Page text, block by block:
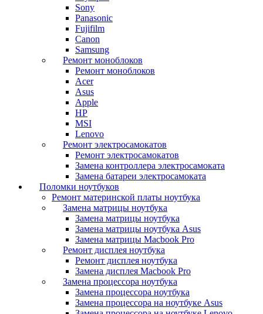
Sony
Panasonic
Fujifilm
Canon
Samsung
Ремонт моноблоков
Ремонт моноблоков
Acer
Asus
Apple
HP
MSI
Lenovo
Ремонт электросамокатов
Ремонт электросамокатов
Замена контроллера электросамоката
Замена батареи электросамоката
Поломки ноутбуков
Ремонт материнской платы ноутбука
Замена матрицы ноутбука
Замена матрицы ноутбука
Замена матрицы ноутбука Asus
Замена матрицы Macbook Pro
Ремонт дисплея ноутбука
Ремонт дисплея ноутбука
Замена дисплея Macbook Pro
Замена процессора ноутбука
Замена процессора ноутбука
Замена процессора на ноутбуке Asus